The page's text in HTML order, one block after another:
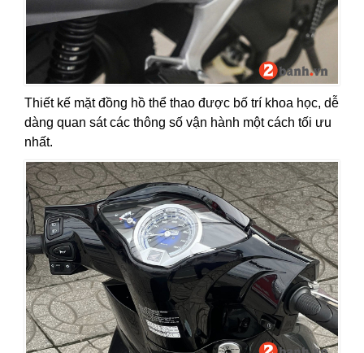
Thiết kế mặt đồng hồ thể thao được bố trí khoa học, dễ
dàng quan sát các thông số vận hành một cách tối ưu
nhất.